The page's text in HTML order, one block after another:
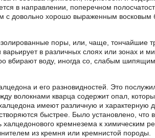
в направлении, поперечном
с довольно хорошо выраженным восковым
поры, или, чаще, тончайшие
в различных слоях или зонах и
вбирают воду, иногда со, слабым
и его разновидностей. Это
волокнами кварца содержит опал,
имеют различную и характерную
быстрее. Было установлено, что
кремнезема к химическим
из кремня или кремнистой породы.